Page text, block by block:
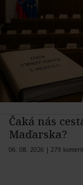
Čaká nás
Maďarska?
06. 08. 2026 | 279